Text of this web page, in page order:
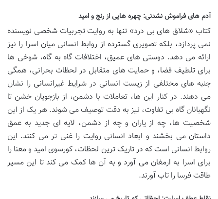
آدم های فراموش نشدنی: چهره هایی از رنج و امید
کتاب «شلاق های بی درد» تنها به روایت تجربیات شخصی نویسنده
نمی پردازد، بلکه تصویری گسترده از روابط انسانی میان اسرا را نیز
ارائه می دهد. دوستی های عمیق، اختلافات گاه به گاه، شوخی ها
برای تلطیف فضا، و حمایت های متقابل در لحظات بحرانی، همگی
جنبه های مختلفی از زیست انسانی در شرایط غیرانسانی را نشان
می دهند. در کنار این ها، تعاملات با دشمن، از بازجویان خشن تا
نگهبانان گاه بی تفاوت، نیز به دقت توصیف می شوند. هر یک از این
شخصیت ها، چه از یاران و چه از دشمن، لایه ای جدید به عمق
داستان می بخشند و ابعاد انسانی روایت را غنی تر می کنند. این
روابط انسانی است که در تاریک ترین لحظات، کورسوی امید و معنا را
برای اسرا به ارمغان می آورد و به آن ها کمک می کند تا این مسیر
طاقت فرسا را تاب آورند.